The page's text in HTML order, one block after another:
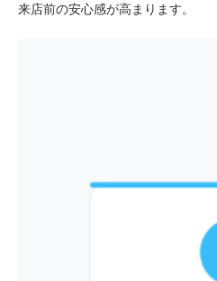
来店前の安心感が高まります。